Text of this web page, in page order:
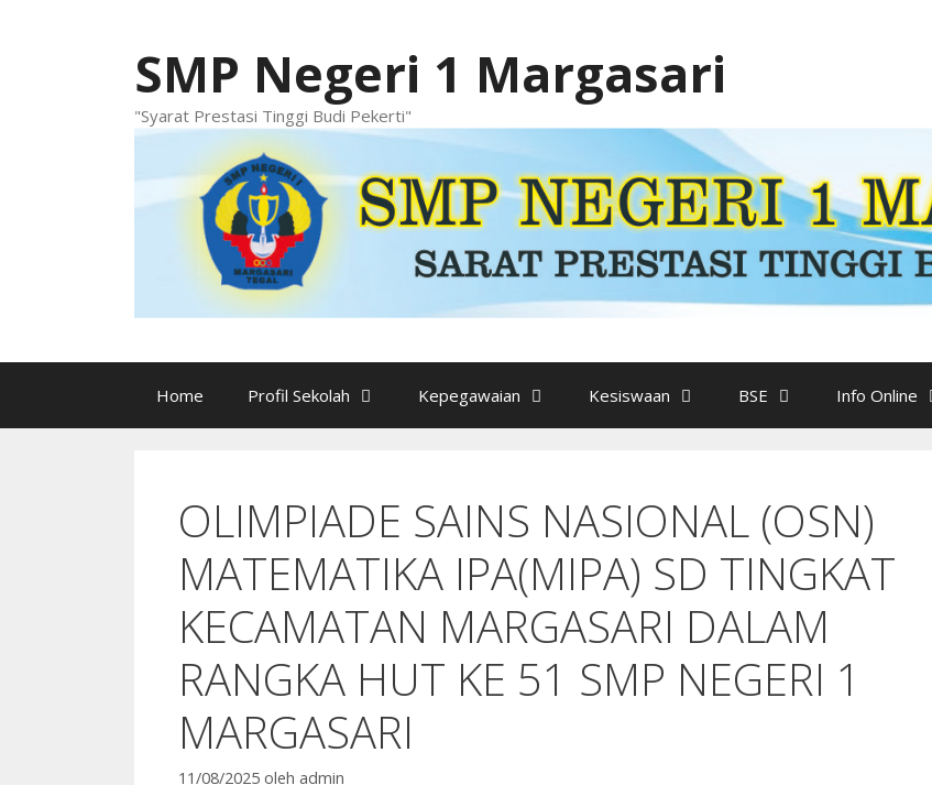
SMP Negeri 1 Margasari
"Syarat Prestasi Tinggi Budi Pekerti"
Home Profil Sekolah Kepegawaian Kesiswaan BSE Info Online
OLIMPIADE SAINS NASIONAL (OSN)
MATEMATIKA IPA(MIPA) SD TINGKAT
KECAMATAN MARGASARI DALAM
RANGKA HUT KE 51 SMP NEGERI 1
MARGASARI
11/08/2025 oleh admin